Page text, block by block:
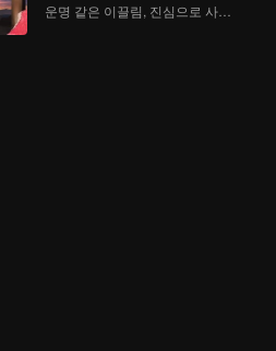
운명 같은 이끌림, 진심으로 사랑하다